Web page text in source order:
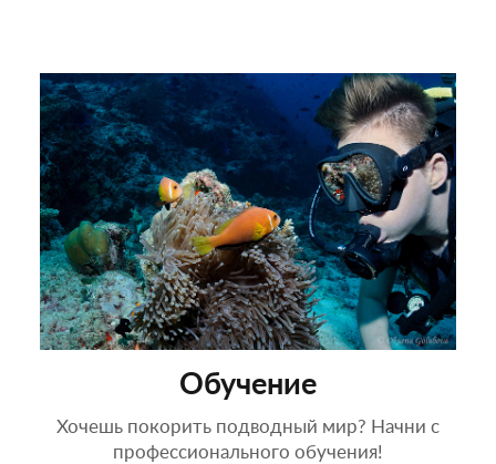
Обучение
Хочешь покорить подводный мир? Начни с
профессионального обучения!